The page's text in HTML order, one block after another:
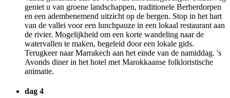
geniet u van groene landschappen, traditionele Berberdorpen
en een adembenemend uitzicht op de bergen. Stop in het hart
van de vallei voor een lunchpauze in een lokaal restaurant aan
de rivier. Mogelijkheid om een korte wandeling naar de
watervallen te maken, begeleid door een lokale gids.
Terugkeer naar Marrakech aan het einde van de namiddag. 's
Avonds diner in het hotel met Marokkaanse folkloristische
animatie.
dag 4